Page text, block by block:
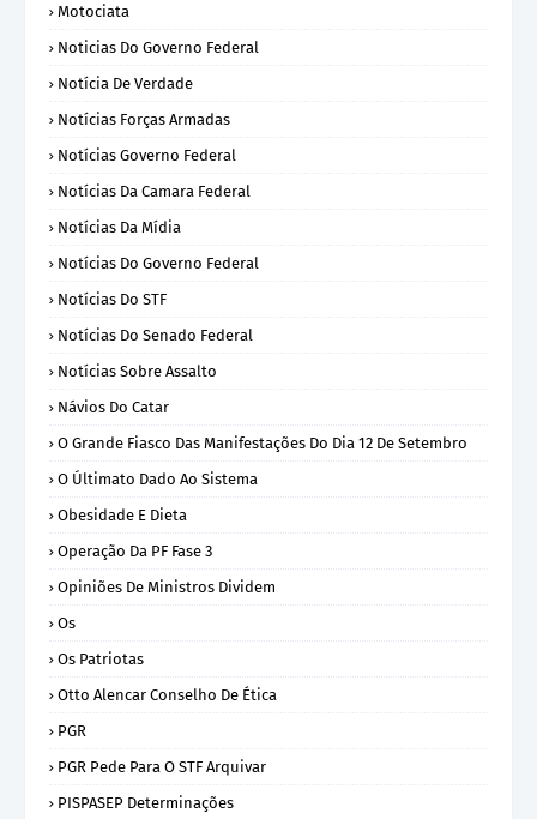
Motociata
Noticias Do Governo Federal
Notícia De Verdade
Notícias Forças Armadas
Notícias Governo Federal
Notícias Da Camara Federal
Notícias Da Mídia
Notícias Do Governo Federal
Notícias Do STF
Notícias Do Senado Federal
Notícias Sobre Assalto
Návios Do Catar
O Grande Fiasco Das Manifestações Do Dia 12 De Setembro
O Últimato Dado Ao Sistema
Obesidade E Dieta
Operação Da PF Fase 3
Opiniões De Ministros Dividem
Os
Os Patriotas
Otto Alencar Conselho De Ética
PGR
PGR Pede Para O STF Arquivar
PISPASEP Determinações